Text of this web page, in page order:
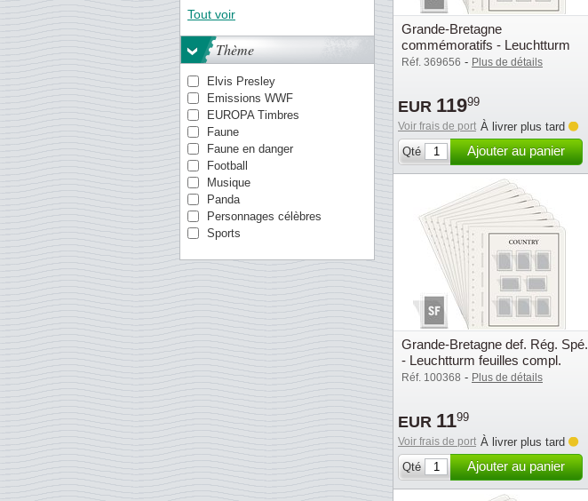
Allemagne de l'Est (RDA)
Antilles danoises
Antilles néerlandaises
Aruba
Aurigny
Australie
Autriche
Canada
Chine
Chypre
Croatie
Danemark
Egypte
Empire Allemand
Espagne
Estonie
Tout voir
Thème
Elvis Presley
Emissions WWF
EUROPA Timbres
Faune
Faune en danger
Football
Musique
Panda
Personnages célèbres
Sports
Grande-Bretagne
commémoratifs - Leuchtturm
feuilles compl. avec poch. (SF)
Réf. 369656 - Plus de détails
EUR 11999
Voir frais de port À livrer plus tard
Qté
Ajouter au panier
Grande-Bretagne def. Rég. Spé.
- Leuchtturm feuilles compl.
avec poch. (SF) - 2025
Réf. 100368 - Plus de détails
EUR 1199
Voir frais de port À livrer plus tard
Qté
Ajouter au panier